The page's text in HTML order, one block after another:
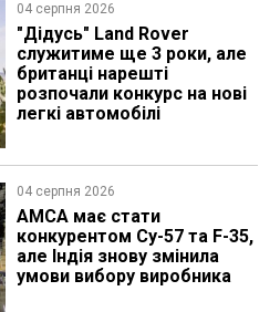
04 серпня 2026
"Дідусь" Land Rover
служитиме ще 3 роки, але
британці нарешті
розпочали конкурс на нові
легкі автомобілі
04 серпня 2026
AMCA має стати
конкурентом Су-57 та F-35,
але Індія знову змінила
умови вибору виробника